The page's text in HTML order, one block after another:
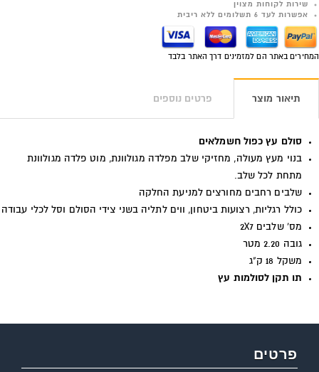
שירות לקוחות מצוין
אפשרות לעד 6 תשלומים ללא ריבית
המחירים באתר הם למזמינים דרך האתר בלבד
תיאור מוצר פרטים נוספים
סולם עץ כפול חשמלאים
בנוי מעץ מעולה, מחזיקי שלב מפלדה מגולוונת, מוט פלדה מגולוונת
מתחת לכל שלב.
שלבים רחבים מחורצים למניעת החלקה
כולל רגליות, רצועות ביטחון, ווים לתליה בשני צידי הסולם וסל לכלי עבודה
מס' שלבים 2X7
גובה 2.20 מטר
משקל 18 ק"ג
תו תקן לסולמות עץ
פרטים